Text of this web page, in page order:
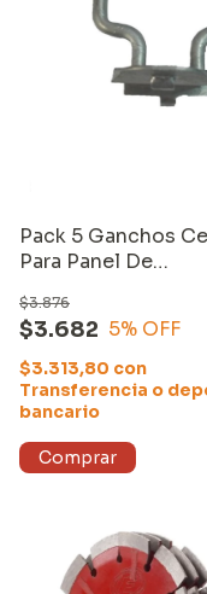
Pack 5 Ganchos
Para Panel De
$3.682
$3.876
5% OFF
$3.313,80 con
Transferencia o
bancario